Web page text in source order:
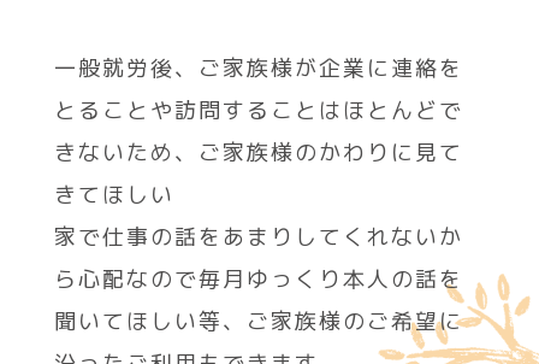
一般就労後、ご家族様が企業に連絡を
とることや訪問することはほとんどで
きないため、ご家族様のかわりに見て
きてほしい
家で仕事の話をあまりしてくれないか
ら心配なので毎月ゆっくり本人の話を
聞いてほしい等、ご家族様のご希望に